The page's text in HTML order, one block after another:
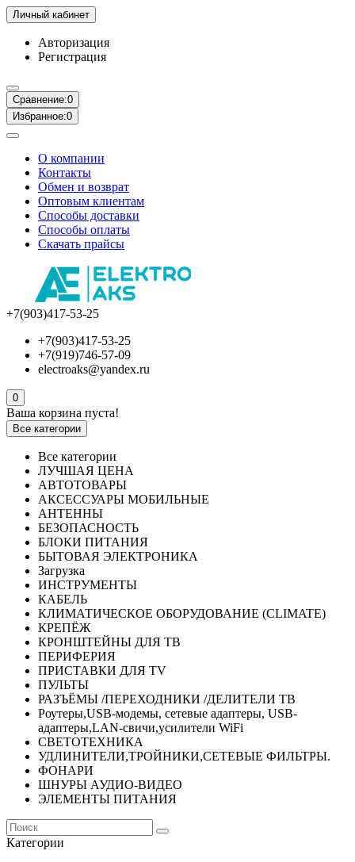
Личный кабинет
Авторизация
Регистрация
Сравнение:0
Избранное:0
О компании
Контакты
Обмен и возврат
Оптовым клиентам
Способы доставки
Способы оплаты
Скачать прайсы
+7(903)417-53-25
+7(903)417-53-25
+7(919)746-57-09
electroaks@yandex.ru
0
Ваша корзина пуста!
Все категории
Все категории
ЛУЧШАЯ ЦЕНА
АВТОТОВАРЫ
АКСЕССУАРЫ МОБИЛЬНЫЕ
АНТЕННЫ
БЕЗОПАСНОСТЬ
БЛОКИ ПИТАНИЯ
БЫТОВАЯ ЭЛЕКТРОНИКА
Загрузка
ИНСТРУМЕНТЫ
КАБЕЛЬ
КЛИМАТИЧЕСКОЕ ОБОРУДОВАНИЕ (CLIMATE)
КРЕПЁЖ
КРОНШТЕЙНЫ ДЛЯ ТВ
ПЕРИФЕРИЯ
ПРИСТАВКИ ДЛЯ TV
ПУЛЬТЫ
РАЗЪЁМЫ /ПЕРЕХОДНИКИ /ДЕЛИТЕЛИ ТВ
Роутеры,USB-модемы, сетевые адаптеры, USB-
адаптеры,LAN-свичи,усилители WiFi
СВЕТОТЕХНИКА
УДЛИНИТЕЛИ,ТРОЙНИКИ,СЕТЕВЫЕ ФИЛЬТРЫ.
ФОНАРИ
ШНУРЫ АУДИО-ВИДЕО
ЭЛЕМЕНТЫ ПИТАНИЯ
Категории